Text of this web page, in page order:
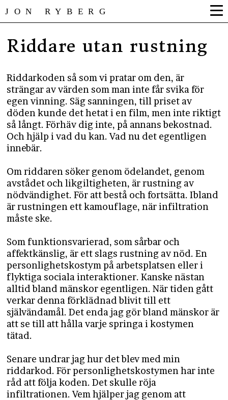
JON RYBERG
Riddare utan rustning
Riddarkoden så som vi pratar om den, är
strängar av värden som man inte får svika för
egen vinning. Säg sanningen, till priset av
döden kunde det hetat i en film, men inte riktigt
så långt. Förhäv dig inte, på annans bekostnad.
Och hjälp i vad du kan. Vad nu det egentligen
innebär.
Om riddaren söker genom ödelandet, genom
avstådet och likgiltigheten, är rustning av
nödvändighet. För att bestå och fortsätta. Ibland
är rustningen ett kamouflage, när infiltration
måste ske.
Som funktionsvarierad, som sårbar och
affektkänslig, är ett slags rustning av nöd. En
personlighetskostym på arbetsplatsen eller i
flyktiga sociala interaktioner. Kanske nästan
alltid bland mänskor egentligen. När tiden gått
verkar denna förklädnad blivit till ett
självändamål. Det enda jag gör bland mänskor är
att se till att hålla varje springa i kostymen
tätad.
Senare undrar jag hur det blev med min
riddarkod. För personlighetskostymen har inte
råd att följa koden. Det skulle röja
infiltrationen. Vem hjälper jag genom att